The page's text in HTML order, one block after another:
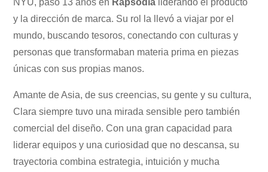
NYU, pasó 13 años en Rapsodia liderando el producto
y la dirección de marca. Su rol la llevó a viajar por el
mundo, buscando tesoros, conectando con culturas y
personas que transformaban materia prima en piezas
únicas con sus propias manos.
Amante de Asia, de sus creencias, su gente y su cultura,
Clara siempre tuvo una mirada sensible pero también
comercial del diseño. Con una gran capacidad para
liderar equipos y una curiosidad que no descansa, su
trayectoria combina estrategia, intuición y mucha